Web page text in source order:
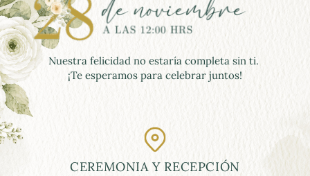
Nuestra felicidad no estaría completa sin ti.
¡Te esperamos para celebrar juntos!
CEREMONIA Y RECEPCIÓN